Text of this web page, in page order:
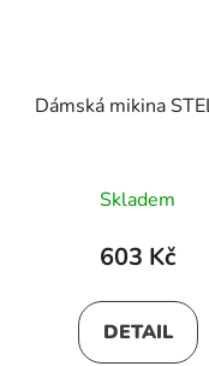
Dámská mikina
Skladem
603 Kč
DETAIL